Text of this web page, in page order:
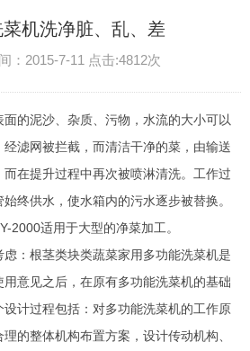
机洗净脏、乱、差
：2015-7-11 点击:4812次
的泥沙、杂质、污物，水流的大小可以
滤网被拦截，而清洁干净的菜，由输送
在提升过程中再次被喷淋清洗。工作过
终供水，使水箱内的污水逐步被替换。
2000适用于大型的净菜加工。
：根茎类块类蔬菜家用多功能洗菜机是
意见之后，在原有多功能洗菜机的基础
设计过程包括：对多功能洗菜机的工作原
的整体机构布置方案，设计传动机构、